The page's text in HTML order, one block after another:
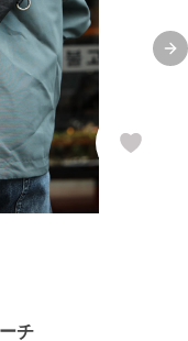
チ